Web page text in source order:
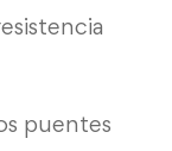
puentes